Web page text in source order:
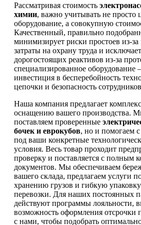
Рассматривая стоимость
химии, важно учитывать не просто
оборудование, а совокупную
Качественный, правильно
минимизирует риски простоев из-
затраты на охрану труда и
дорогостоящих реактивов из-за
специализированное оборудование
инвестиция в бесперебойность
цепочки и безопасность
Наша компания предлагает
оснащению вашего производства.
поставляем проверенные
бочек и еврокубов, но и помогаем
под ваши конкретные
условия. Весь товар проходит
проверку и поставляется с полным
документов. Мы обеспечиваем
вашего склада, предлагаем услуги
хранению грузов и гибкую упаковку
перевозки. Для наших постоянных
действуют программы лояльности,
возможность оформления отсрочки
с нами, чтобы подобрать